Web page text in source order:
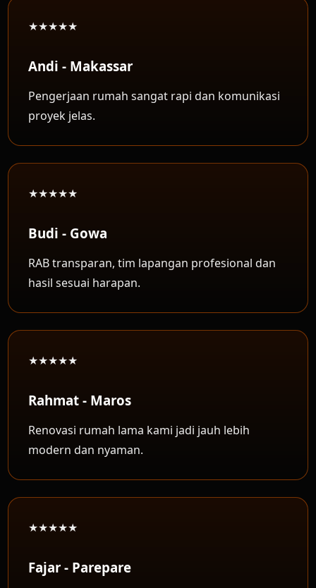
★★★★★
Andi - Makassar
Pengerjaan rumah sangat rapi dan komunikasi
proyek jelas.
★★★★★
Budi - Gowa
RAB transparan, tim lapangan profesional dan
hasil sesuai harapan.
★★★★★
Rahmat - Maros
Renovasi rumah lama kami jadi jauh lebih
modern dan nyaman.
★★★★★
Fajar - Parepare